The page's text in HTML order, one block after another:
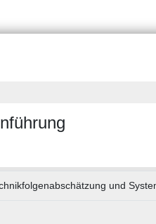
und